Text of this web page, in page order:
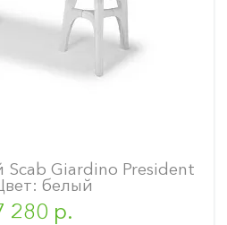
Giardino President
белый
280 р.